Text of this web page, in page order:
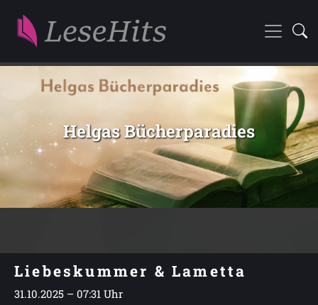
Helgas Bücherparadies
Liebeskummer & Lametta
31.10.2025 – 07:31 Uhr